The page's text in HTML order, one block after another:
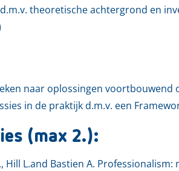
theoretische achtergrond en
naar oplossingen
in de praktijk d.m.v. een
(max 2.):
Hill L.and Bastien A.